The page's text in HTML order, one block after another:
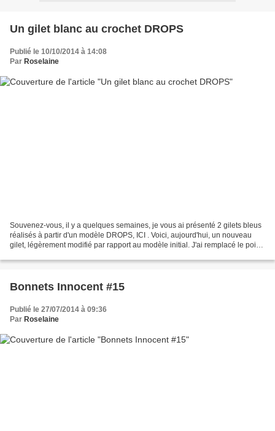
Un gilet blanc au crochet DROPS
Publié le 10/10/2014 à 14:08
Par Roselaine
Souvenez-vous, il y a quelques semaines, je vous ai présenté 2 gilets bleus
réalisés à partir d'un modèle DROPS, ICI . Voici, aujourd'hui, un nouveau
gilet, légèrement modifié par rapport au modèle initial. J'ai remplacé le point
Bonnets Innocent #15
Publié le 27/07/2014 à 09:36
Par Roselaine